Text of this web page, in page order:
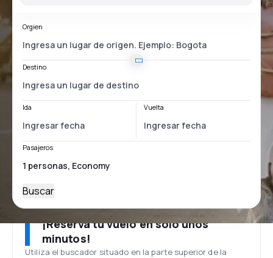
Orgien
Destino
Ida Vuelta
Pasajeros
Buscar
¡Reserva tu vuelo en solo unos
minutos!
Utiliza el buscador situado en la parte superior de la